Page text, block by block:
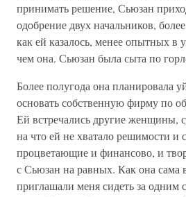
принимать решение, Сьюзан
одобрение двух начальников,
как ей казалось, менее опытных в
чем она. Сьюзан была сыта по
Более полугода она планировала
основать собственную фирму по
Ей встречались другие женщины,
на что ей не хватало решимости
процветающие и финансово, и
с Сьюзан на равных. Как она сама
приглашали меня сидеть за одним